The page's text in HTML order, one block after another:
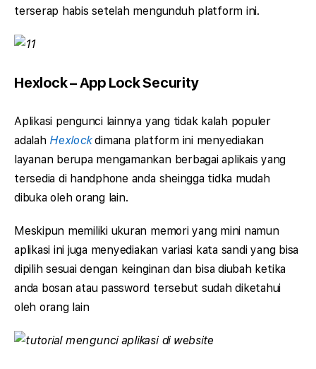
terserap habis setelah mengunduh platform ini.
Hexlock – App Lock Security
Aplikasi pengunci lainnya yang tidak kalah populer
adalah Hexlockdimana platform ini menyediakan
layanan berupa mengamankan berbagai aplikais yang
tersedia di handphone anda sheingga tidka mudah
dibuka oleh orang lain.
Meskipun memiliki ukuran memori yang mini namun
aplikasi ini juga menyediakan variasi kata sandi yang bisa
dipilih sesuai dengan keinginan dan bisa diubah ketika
anda bosan atau password tersebut sudah diketahui
oleh orang lain